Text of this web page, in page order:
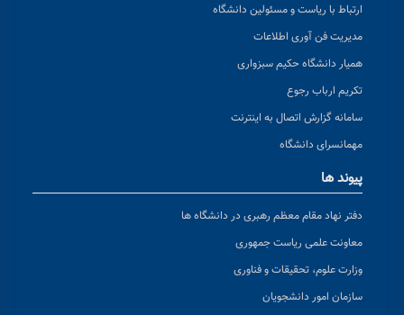
ارتباط با ریاست و مسئولین دانشگاه
مدیریت فن آوری اطلاعات
همیار دانشگاه حکیم سبزواری
تکریم ارباب رجوع
سامانه گزارش اتصال به اینترنت
مهمانسرای دانشگاه
پیوند ها
دفتر نهاد مقام معظم رهبری در دانشگاه ها
معاونت علمی ریاست جمهوری
وزارت علوم، تحقیقات و فناوری
سازمان امور دانشجویان